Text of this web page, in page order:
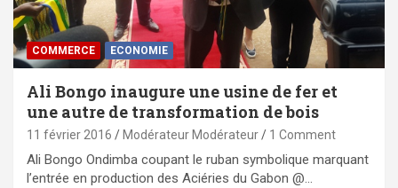
COMMERCE ECONOMIE
Ali Bongo inaugure une usine de fer et
une autre de transformation de bois
11 février 2016 Modérateur Modérateur 1 Comment
Ali Bongo Ondimba coupant le ruban symbolique marquant
l’entrée en production des Aciéries du Gabon @…